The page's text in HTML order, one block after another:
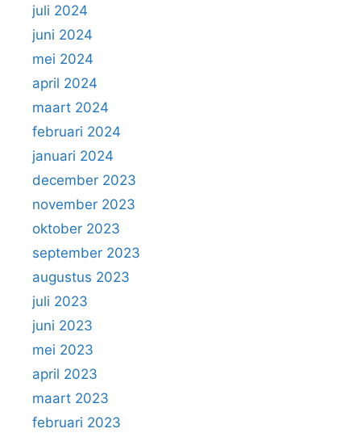
juli 2024
juni 2024
mei 2024
april 2024
maart 2024
februari 2024
januari 2024
december 2023
november 2023
oktober 2023
september 2023
augustus 2023
juli 2023
juni 2023
mei 2023
april 2023
maart 2023
februari 2023